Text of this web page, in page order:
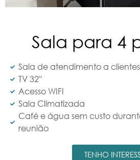
Sala para 4
Sala de atendimento a
TV 32''
Acesso WIFI
Sala Climatizada
Café e água sem custo
reunião
TENHO